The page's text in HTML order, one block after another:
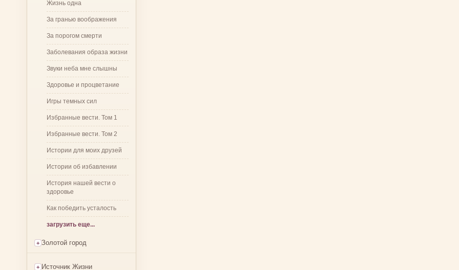
Жизнь одна
За гранью воображения
За порогом смерти
Заболевания образа жизни
Звуки неба мне слышны
Здоровье и процветание
Игры темных сил
Избранные вести. Том 1
Избранные вести. Том 2
Истории для моих друзей
Истории об избавлении
История нашей вести о
здоровье
Как победить усталость
загрузить еще...
Золотой город
Источник Жизни